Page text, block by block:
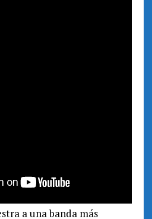
a una banda más